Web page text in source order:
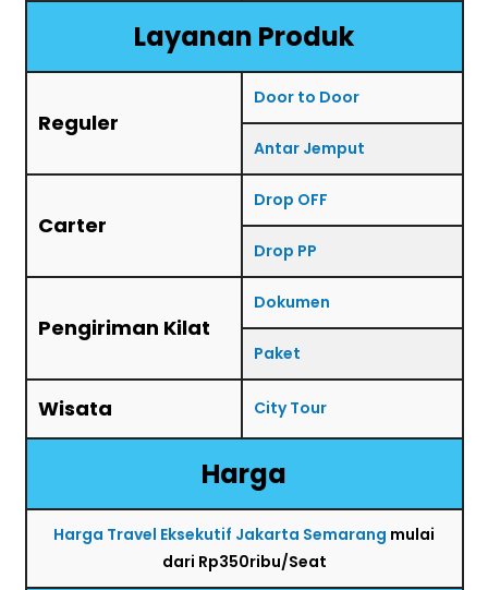
Layanan Produk
Reguler
Door to Door
Antar Jemput
Carter
Drop OFF
Drop PP
Pengiriman Kilat
Dokumen
Paket
Wisata City Tour
Harga
Harga Travel Eksekutif Jakarta Semarang mulai
dari Rp350ribu/Seat